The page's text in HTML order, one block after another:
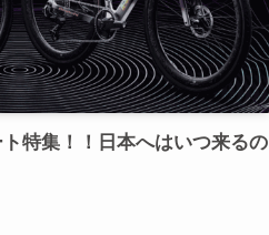
特集！！日本へはいつ来るの